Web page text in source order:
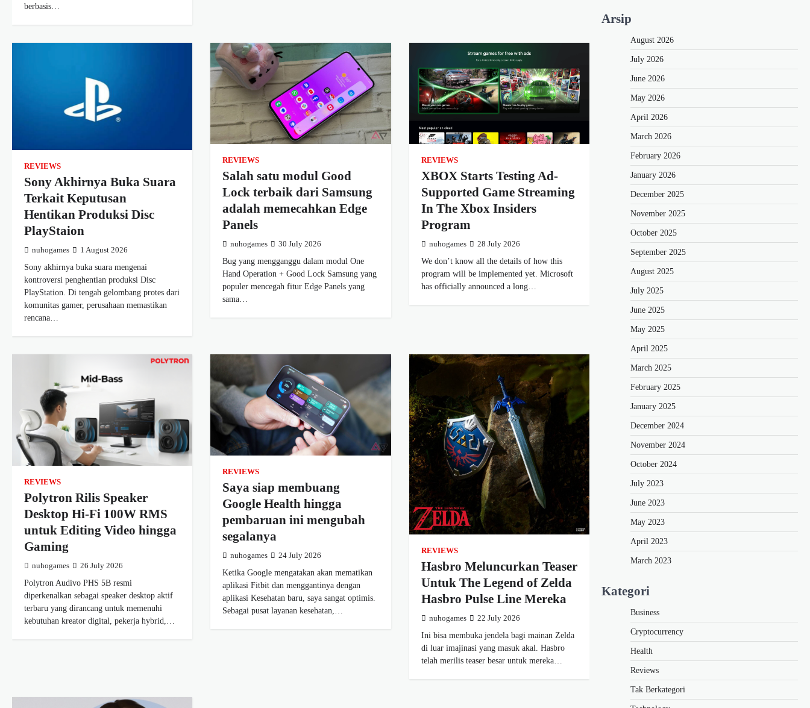
berbasis…
REVIEWS
Sony Akhirnya Buka Suara
Terkait Keputusan
Hentikan Produksi Disc
PlayStaion
nuhogames 1 August 2026
Sony akhirnya buka suara mengenai
kontroversi penghentian produksi Disc
PlayStation. Di tengah gelombang protes dari
komunitas gamer, perusahaan memastikan
rencana…
REVIEWS
Salah satu modul Good
Lock terbaik dari Samsung
adalah memecahkan Edge
Panels
nuhogames 30 July 2026
Bug yang mengganggu dalam modul One
Hand Operation + Good Lock Samsung yang
populer mencegah fitur Edge Panels yang
sama…
REVIEWS
XBOX Starts Testing Ad-
Supported Game Streaming
In The Xbox Insiders
Program
nuhogames 28 July 2026
We don’t know all the details of how this
program will be implemented yet. Microsoft
has officially announced a long…
REVIEWS
Polytron Rilis Speaker
Desktop Hi-Fi 100W RMS
untuk Editing Video hingga
Gaming
nuhogames 26 July 2026
Polytron Audivo PHS 5B resmi
diperkenalkan sebagai speaker desktop aktif
terbaru yang dirancang untuk memenuhi
kebutuhan kreator digital, pekerja hybrid,…
REVIEWS
Saya siap membuang
Google Health hingga
pembaruan ini mengubah
segalanya
nuhogames 24 July 2026
Ketika Google mengatakan akan mematikan
aplikasi Fitbit dan menggantinya dengan
aplikasi Kesehatan baru, saya sangat optimis.
Sebagai pusat layanan kesehatan,…
REVIEWS
Hasbro Meluncurkan Teaser
Untuk The Legend of Zelda
Hasbro Pulse Line Mereka
nuhogames 22 July 2026
Ini bisa membuka jendela bagi mainan Zelda
di luar imajinasi yang masuk akal. Hasbro
telah merilis teaser besar untuk mereka…
Arsip
August 2026
July 2026
June 2026
May 2026
April 2026
March 2026
February 2026
January 2026
December 2025
November 2025
October 2025
September 2025
August 2025
July 2025
June 2025
May 2025
April 2025
March 2025
February 2025
January 2025
December 2024
November 2024
October 2024
July 2023
June 2023
May 2023
April 2023
March 2023
Kategori
Business
Cryptocurrency
Health
Reviews
Tak Berkategori